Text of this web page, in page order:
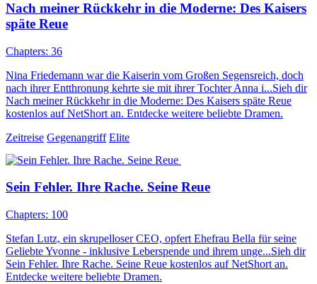
Nach meiner Rückkehr in die Moderne: Des Kaisers
späte Reue
Chapters: 36
Nina Friedemann war die Kaiserin vom Großen Segensreich, doch
nach ihrer Entthronung kehrte sie mit ihrer Tochter Anna i...Sieh dir
Nach meiner Rückkehr in die Moderne: Des Kaisers späte Reue
kostenlos auf NetShort an. Entdecke weitere beliebte Dramen.
Zeitreise Gegenangriff Elite
Sein Fehler. Ihre Rache. Seine Reue
Chapters: 100
Stefan Lutz, ein skrupelloser CEO, opfert Ehefrau Bella für seine
Geliebte Yvonne - inklusive Leberspende und ihrem unge...Sieh dir
Sein Fehler. Ihre Rache. Seine Reue kostenlos auf NetShort an.
Entdecke weitere beliebte Dramen.